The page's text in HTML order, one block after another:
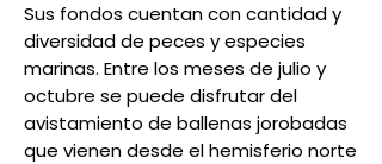
Sus fondos cuentan con cantidad y
diversidad de peces y especies
marinas. Entre los meses de julio y
octubre se puede disfrutar del
avistamiento de ballenas jorobadas
que vienen desde el hemisferio norte